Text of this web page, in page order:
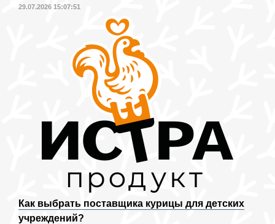
29.07.2026 15:07:51
Как выбрать поставщика курицы для детских
учреждений?